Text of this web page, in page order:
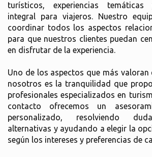
turísticos, experiencias temáticas
integral para viajeros. Nuestro
coordinar todos los aspectos
para que nuestros clientes puedan
en disfrutar de la experiencia.
Uno de los aspectos que más valoran
nosotros es la tranquilidad que
profesionales especializados en
contacto ofrecemos un
personalizado, resolviendo
alternativas y ayudando a elegir la
según los intereses y preferencias de